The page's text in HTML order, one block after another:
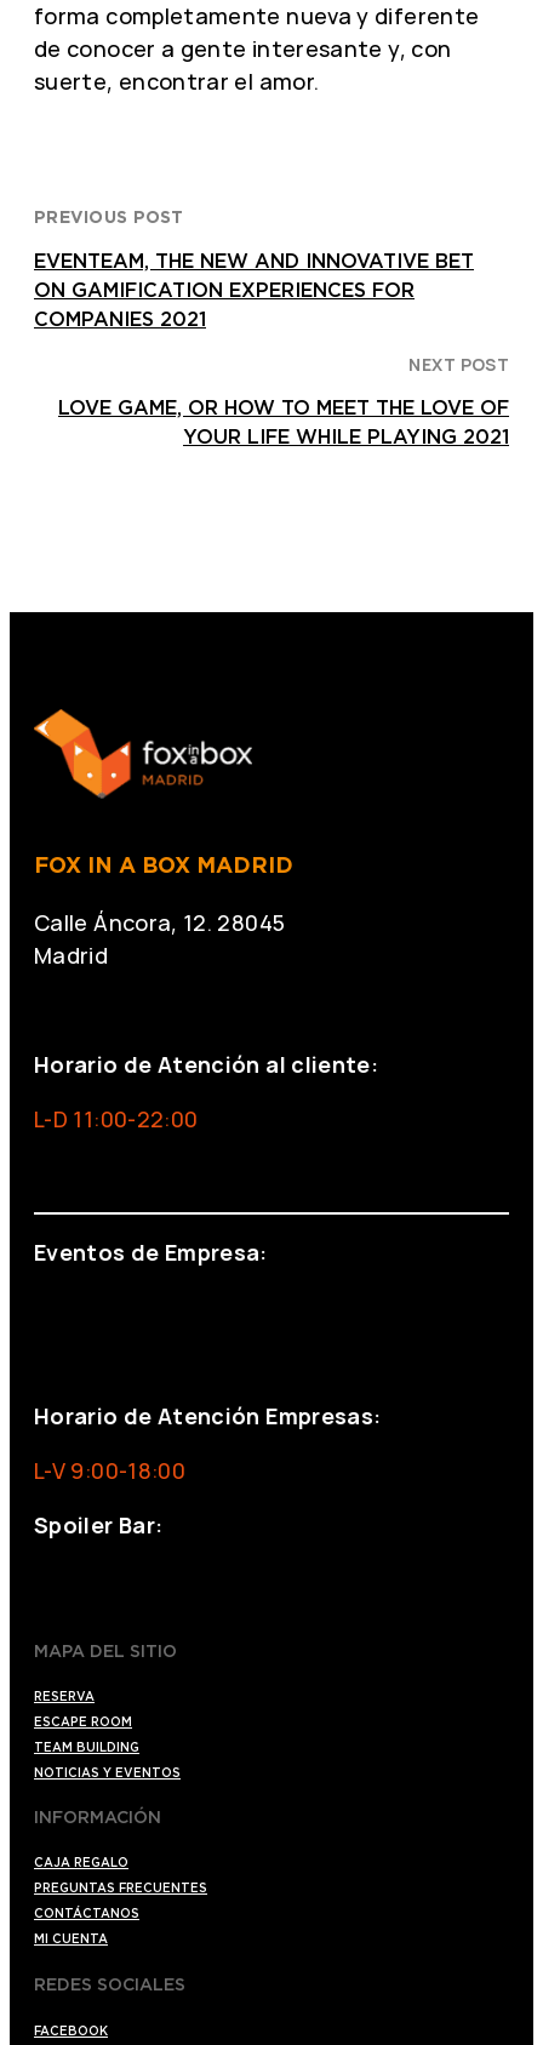
forma completamente nueva y diferente
de conocer a gente interesante y, con
suerte, encontrar el amor.
PREVIOUS POST
EVENTEAM, THE NEW AND INNOVATIVE BET
ON GAMIFICATION EXPERIENCES FOR
COMPANIES 2021
NEXT POST
LOVE GAME, OR HOW TO MEET THE LOVE OF
YOUR LIFE WHILE PLAYING 2021
FOX IN A BOX MADRID
Calle Áncora, 12. 28045
Madrid
Horario de Atención al cliente:
L-D 11:00-22:00
Eventos de Empresa:
Horario de Atención Empresas:
L-V 9:00-18:00
Spoiler Bar:
MAPA DEL SITIO
RESERVA
ESCAPE ROOM
TEAM BUILDING
NOTICIAS Y EVENTOS
INFORMACIÓN
CAJA REGALO
PREGUNTAS FRECUENTES
CONTÁCTANOS
MI CUENTA
REDES SOCIALES
FACEBOOK